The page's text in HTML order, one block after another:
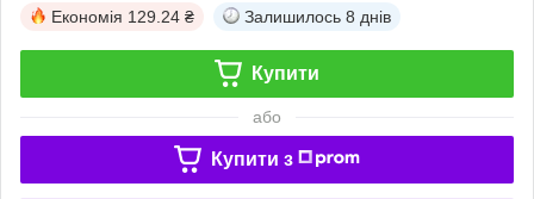
Економія 129.24 ₴ Залишилось 8 днів
Купити
або
Купити з